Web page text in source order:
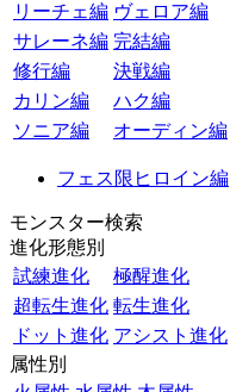
リーチェ編 ヴェロア編
サレーネ編 完結編
修行編
決戦編
カリン編
ハク編
ソニア編
オーディン編
フェス限ヒロイン編
モンスター検索
進化形態別
試練進化
極醒進化
超転生進化 転生進化
ドット進化 アシスト進化
属性別